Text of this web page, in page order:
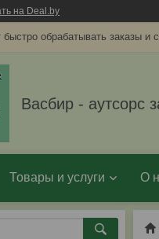
на Deal.by
обрабатывать заказы
Васбир - аутсорс
Товары и услуги О